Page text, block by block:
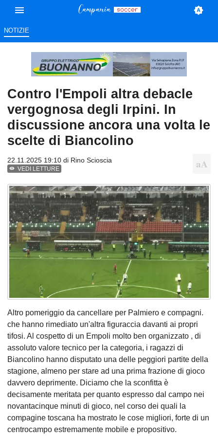
NOTIZIE
Contro l'Empoli altra debacle
vergognosa degli Irpini. In
discussione ancora una volta le
scelte di Biancolino
22.11.2025 19:10 di Rino Scioscia
VEDI LETTURE
Altro pomeriggio da cancellare per Palmiero e compagni.
che hanno rimediato un'altra figuraccia davanti ai propri
tifosi. Al cospetto di un Empoli molto ben organizzato , di
assoluto valore tecnico per la categoria, i ragazzi di
Biancolino hanno disputato una delle peggiori partite della
stagione, almeno per stare ad una prima frazione di gioco
davvero deprimente. Diciamo che la sconfitta è
decisamente meritata per quanto espresso dal campo nei
novantacinque minuti di gioco, nel corso dei quali la
compagine toscana ha mostrato le cose migliori, forte di un
centrocampo estremamente mobile e propositivo.